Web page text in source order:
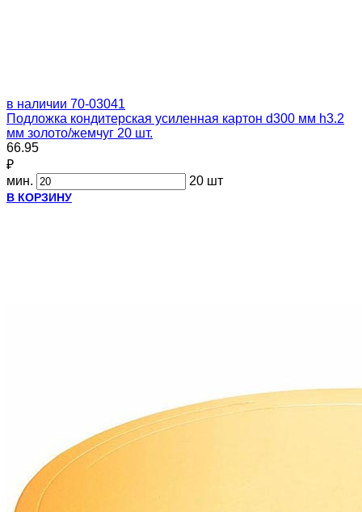
в наличии 70-03041
Подложка кондитерская усиленная картон d300 мм h3.2
мм золото/жемчуг 20 шт.
66.95
₽
мин.
20 шт
В КОРЗИНУ